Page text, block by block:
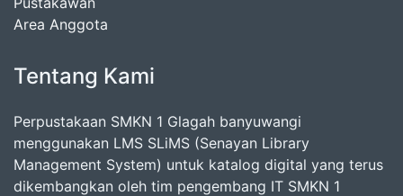
Area Anggota
Tentang Kami
Perpustakaan SMKN 1 Glagah banyuwangi
menggunakan LMS SLiMS (Senayan Library
Management System) untuk katalog digital yang terus
dikembangkan oleh tim pengembang IT SMKN 1